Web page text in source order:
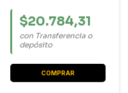
$20.784,31
con Transferencia o
depósito